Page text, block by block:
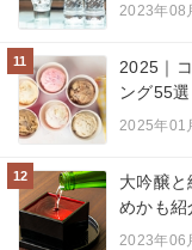
2023年08
11
2025｜
ング55選
2025年01
12
大吟醸
めかも紹
2023年06